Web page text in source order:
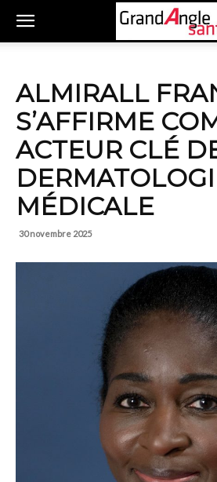
ALMIRALL
S’AFFIRME
ACTEUR CLÉ
MÉDICALE
30 novembre 2025